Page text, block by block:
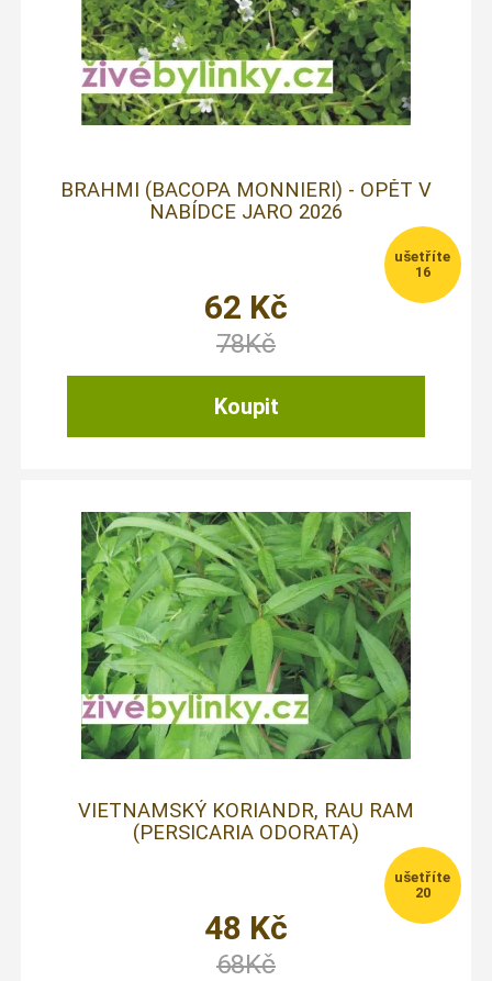
BRAHMI (BACOPA MONNIERI) - OPĚT V
NABÍDCE JARO 2026
62 Kč
16
78Kč
VIETNAMSKÝ KORIANDR, RAU RAM
(PERSICARIA ODORATA)
48 Kč
20
68Kč